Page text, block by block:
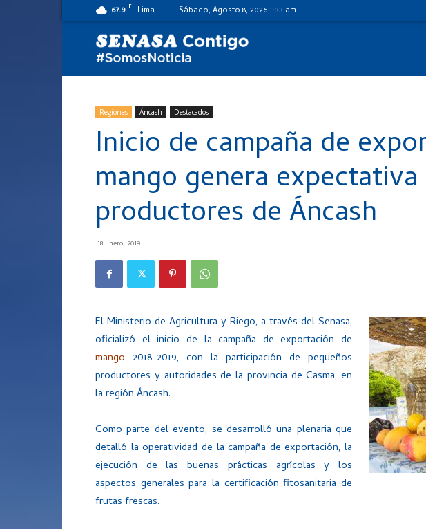
67.9 F Lima Sábado, Agosto 8, 2026 1:33 am
día
Regiones Áncash Destacados
Inicio de campaña de
mango genera
productores de Áncash
18 Enero, 2019
El Ministerio de Agricultura y Riego, a través del Senasa,
oficializó el inicio de la campaña de exportación de
mango 2018-2019, con la participación de pequeños
productores y autoridades de la provincia de Casma, en
la región Áncash.
Como parte del evento, se desarrolló una plenaria que
detalló la operatividad de la campaña de exportación, la
ejecución de las buenas prácticas agrícolas y los
aspectos generales para la certificación fitosanitaria de
frutas frescas.